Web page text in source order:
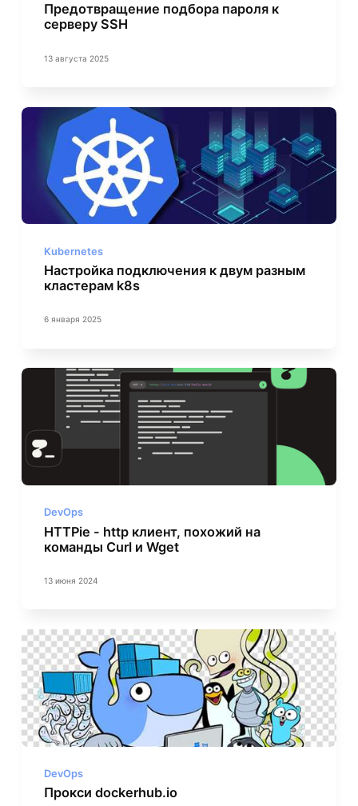
Предотвращение подбора пароля к
серверу SSH
13 августа 2025
Kubernetes
Настройка подключения к двум разным
кластерам k8s
6 января 2025
DevOps
HTTPie - http клиент, похожий на
команды Curl и Wget
13 июня 2024
DevOps
Прокси dockerhub.io